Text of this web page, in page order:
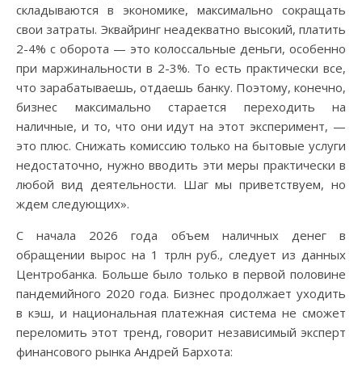
складываются в экономике, максимально сокращать
свои затраты. Эквайринг неадекватно высокий, платить
2-4% с оборота — это колоссальные деньги, особенно
при маржинальности в 2-3%. То есть практически все,
что зарабатываешь, отдаешь банку. Поэтому, конечно,
бизнес максимально старается переходить на
наличные, и то, что они идут на этот эксперимент, —
это плюс. Снижать комиссию только на бытовые услуги
недостаточно, нужно вводить эти меры практически в
любой вид деятельности. Шаг мы приветствуем, но
ждем следующих».
С начала 2026 года объем наличных денег в
обращении вырос на 1 трлн руб., следует из данных
Центробанка. Больше было только в первой половине
пандемийного 2020 года. Бизнес продолжает уходить
в кэш, и национальная платежная система не сможет
переломить этот тренд, говорит независимый эксперт
финансового рынка Андрей Бархота: